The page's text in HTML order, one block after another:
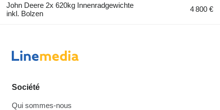
John Deere 2x 620kg Innenradgewichte
inkl. Bolzen
4 800 €
Société
Qui sommes-nous